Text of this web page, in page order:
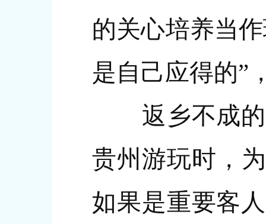
的关心培养当
是自己应得的”
返乡不成的
贵州游玩时，
如果是重要客